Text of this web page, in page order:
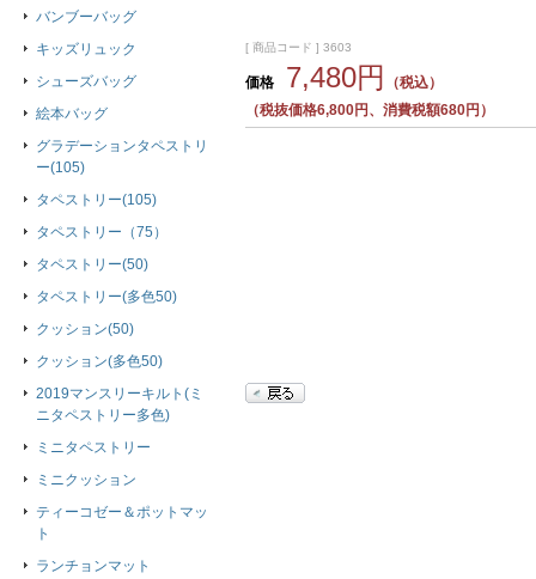
[ 商品コード ] 3603
価格 7,480円
（税込）
（税抜価格6,800円、消費税額680円）
バンブーバッグ
キッズリュック
シューズバッグ
絵本バッグ
グラデーションタペストリ
ー(105)
タペストリー(105)
タペストリー（75）
タペストリー(50)
タペストリー(多色50)
クッション(50)
クッション(多色50)
2019マンスリーキルト(ミ
ニタペストリー多色)
ミニタペストリー
ミニクッション
ティーコゼー＆ポットマッ
ト
ランチョンマット